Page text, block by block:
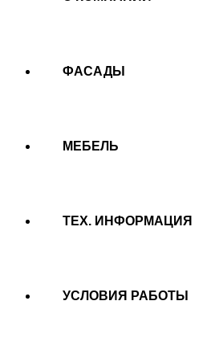
ФАСАДЫ
МЕБЕЛЬ
ТЕХ. ИНФОРМАЦИЯ
УСЛОВИЯ РАБОТЫ